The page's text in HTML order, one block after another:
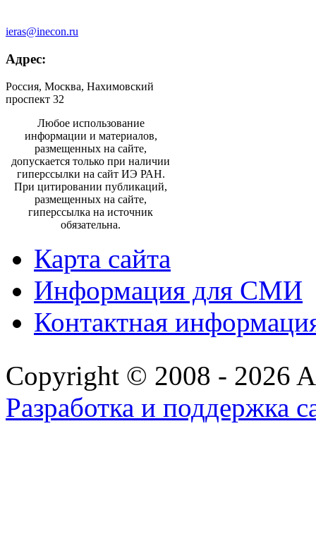
ieras@inecon.ru
Адрес:
Россия, Москва, Нахимовский
проспект 32
Любое использование
информации и материалов,
размещенных на сайте,
допускается только при наличии
гиперссылки на сайт ИЭ РАН.
При цитировании публикаций,
размещенных на сайте,
гиперссылка на источник
обязательна.
Карта сайта
Информация для СМИ
Контактная
Copyright © 2008 - 2026
Разработка и поддержка